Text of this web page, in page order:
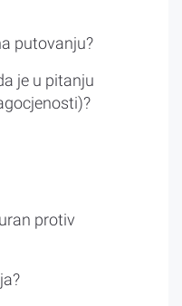
putovanju?
je u pitanju
protiv